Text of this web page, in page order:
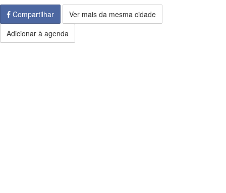
Compartilhar
Ver mais da mesma cidade
Adicionar à agenda